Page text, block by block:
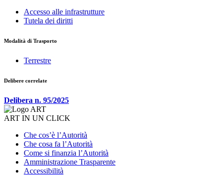
Accesso alle infrastrutture
Tutela dei diritti
Modalità di Trasporto
Terrestre
Delibere correlate
Delibera n. 95/2025
ART IN UN CLICK
Che cos’è l’Autorità
Che cosa fa l’Autorità
Come si finanzia l’Autorità
Amministrazione Trasparente
Accessibilità